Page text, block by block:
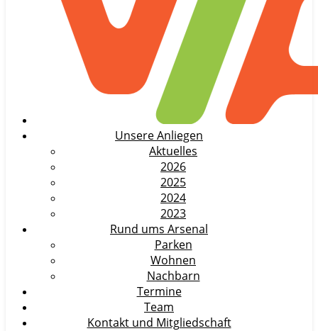
Unsere Anliegen
Aktuelles
2026
2025
2024
2023
Rund ums Arsenal
Parken
Wohnen
Nachbarn
Termine
Team
Kontakt und Mitgliedschaft